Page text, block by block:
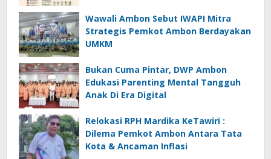
Wawali Ambon Sebut IWAPI Mitra
Strategis Pemkot Ambon Berdayakan
UMKM
Bukan Cuma Pintar, DWP Ambon
Edukasi Parenting Mental Tangguh
Anak Di Era Digital
Relokasi RPH Mardika KeTawiri :
Dilema Pemkot Ambon Antara Tata
Kota & Ancaman Inflasi